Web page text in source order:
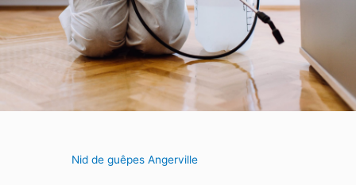
Nid de guêpes Angerville